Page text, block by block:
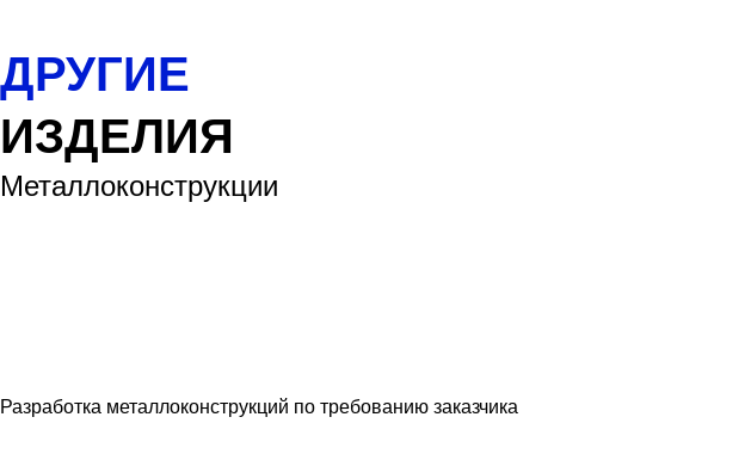
ДРУГИЕ
ИЗДЕЛИЯ
Металлоконструкции
Разработка металлоконструкций по требованию заказчика